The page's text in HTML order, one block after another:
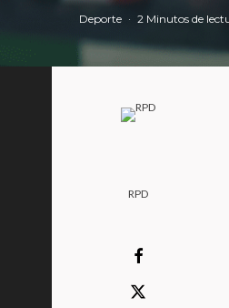
Deporte · 2 Minutos de
RPD